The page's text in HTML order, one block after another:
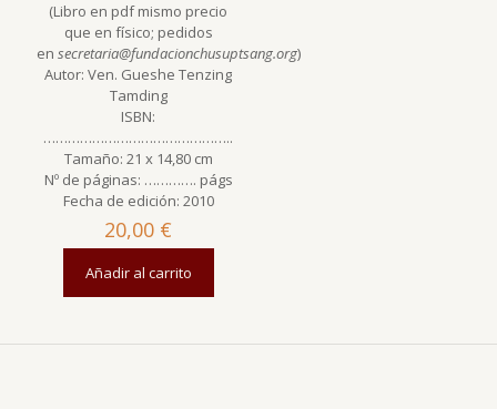
(Libro en pdf mismo precio
que en físico; pedidos
en secretaria@fundacionchusuptsang.org)
Autor: Ven. Gueshe Tenzing
Tamding
ISBN:
………………………………………..
Tamaño: 21 x 14,80 cm
Nº de páginas: …………. págs
Fecha de edición: 2010
20,00 €
Añadir al carrito